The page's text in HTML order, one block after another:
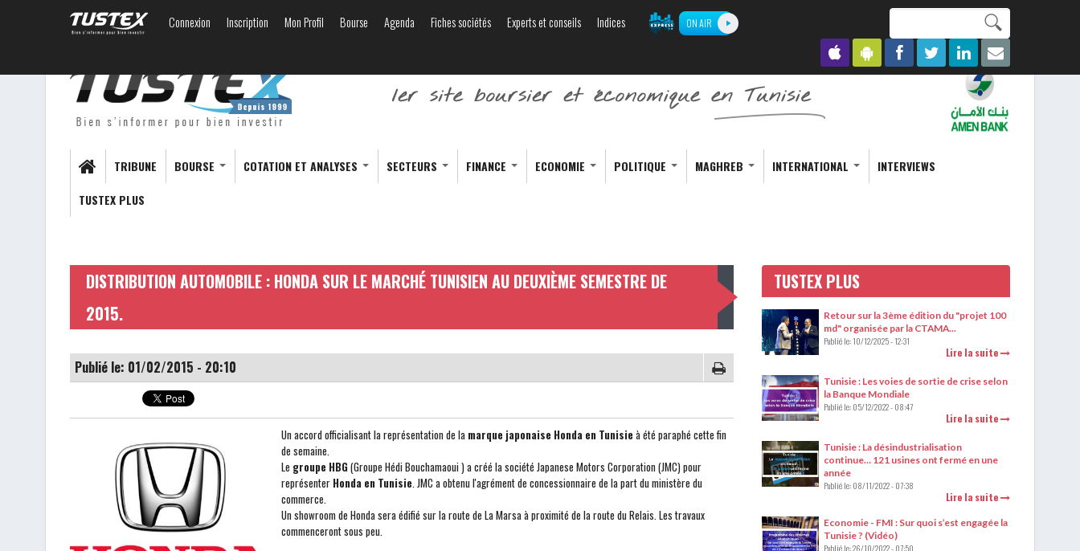
contenu
principal
Connexion Inscription Mon Profil Bourse Agenda Fiches sociétés Experts et conseils Indices ON AIR
recherche
TRIBUNE BOURSE COTATION ET ANALYSES SECTEURS FINANCE ECONOMIE POLITIQUE MAGHREB INTERNATIONAL
INTERVIEWS
TUSTEX PLUS
DISTRIBUTION AUTOMOBILE : HONDA SUR LE MARCHÉ TUNISIEN AU DEUXIÈME SEMESTRE DE
2015.
Publié le: 01/02/2015 - 20:10
Un accord officialisant la représentation de la marque japonaise Honda en Tunisie à été paraphé cette fin
de semaine.
Le groupe HBG (Groupe Hédi Bouchamaoui ) a créé la société Japanese Motors Corporation (JMC) pour
représenter Honda en Tunisie. JMC a obtenu l'agrément de concessionnaire de la part du ministère du
commerce.
Un showroom de Honda sera édifié sur la route de La Marsa à proximité de la route du Relais. Les travaux
commenceront sous peu.
TUSTEX PLUS
Retour sur la 3ème édition du "projet 100
md" organisée par la CTAMA...
Publié le:10/12/2025 - 12:31
Lire la suite
Tunisie : Les voies de sortie de crise selon
la Banque Mondiale
Publié le:05/12/2022 - 08:47
Lire la suite
Tunisie : La désindustrialisation
continue… 121 usines ont fermé en une
année
Publié le:08/11/2022 - 07:38
Lire la suite
Economie - FMI : Sur quoi s’est engagée la
Tunisie ? (Vidéo)
Publié le:26/10/2022 - 07:50